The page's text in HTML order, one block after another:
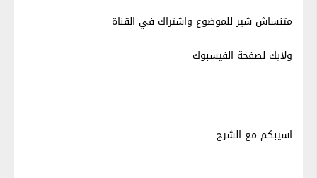
متنساش شير للموضوع واشتراك في القناة
ولايك لصفحة الفيسبوك
اسيبكم مع الشرح